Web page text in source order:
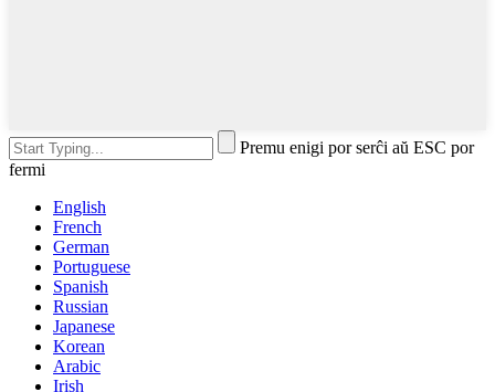
Premu enigi por serĉi aŭ ESC por
fermi
English
French
German
Portuguese
Spanish
Russian
Japanese
Korean
Arabic
Irish